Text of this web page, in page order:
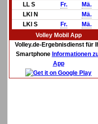
LL S
Fr.
Mä.
LKl N
Mä.
LKl S
Fr.
Mä.
Volley Mobil App
Volley.de-Ergebnisdienst für
Smartphone Informationen
App